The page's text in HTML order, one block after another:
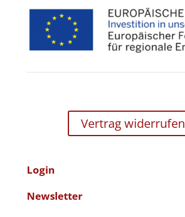
Vertrag widerrufen
Login
Newsletter